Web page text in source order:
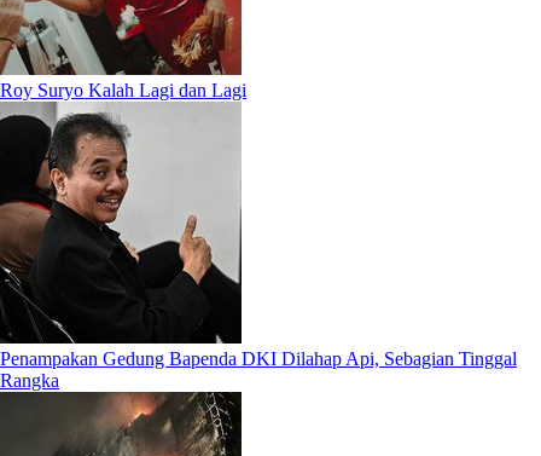
Roy Suryo Kalah Lagi dan Lagi
Penampakan Gedung Bapenda DKI Dilahap Api, Sebagian Tinggal
Rangka